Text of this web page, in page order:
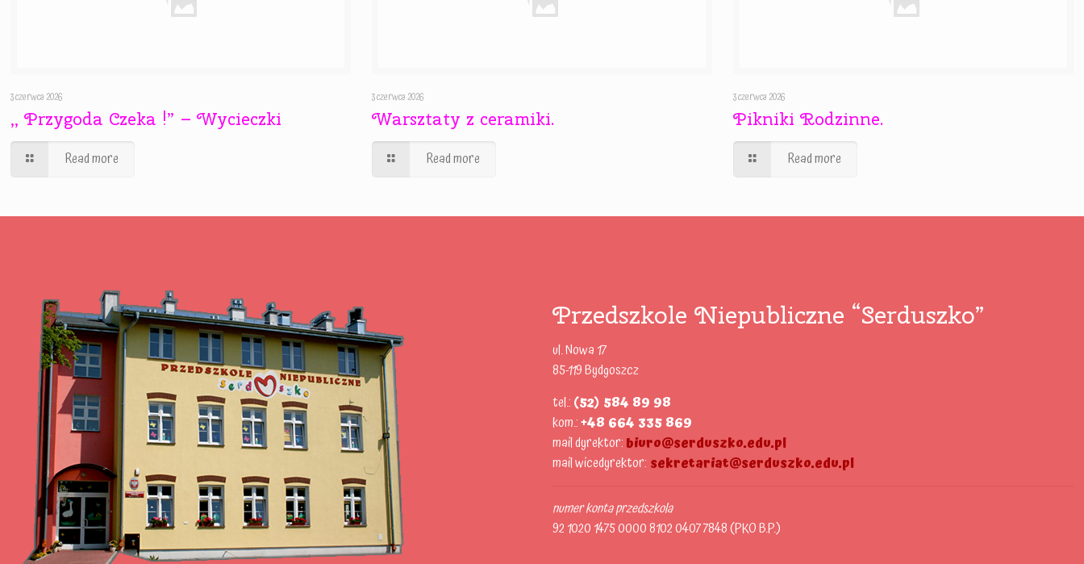
3 czerwca 2026
,, Przygoda Czeka !” – Wycieczki
Read more
3 czerwca 2026
Warsztaty z ceramiki.
Read more
3 czerwca 2026
Pikniki Rodzinne.
Read more
Przedszkole Niepubliczne “Serduszko”
ul. Nowa 17
85-119 Bydgoszcz
tel.:(52) 584 89 98
kom.:+48 664 335 869
mail dyrektor:biuro@serduszko.edu.pl
mail wicedyrektor: sekretariat@serduszko.edu.pl
numer konta przedszkola
92 1020 1475 0000 8102 0407 7848 (PKO B.P.)